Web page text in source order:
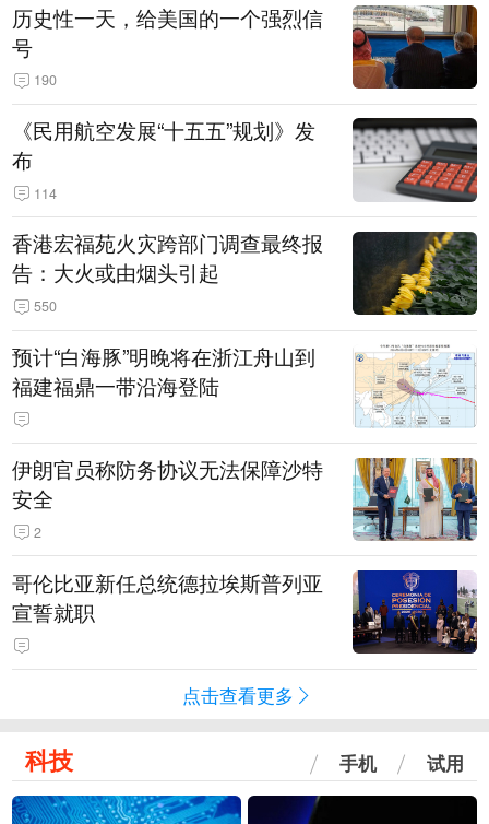
历史性一天，给美国的一个强烈信
号
190
《民用航空发展“十五五”规划》发
布
114
香港宏福苑火灾跨部门调查最终报
告：大火或由烟头引起
550
预计“白海豚”明晚将在浙江舟山到
福建福鼎一带沿海登陆
伊朗官员称防务协议无法保障沙特
安全
2
哥伦比亚新任总统德拉埃斯普列亚
宣誓就职
点击查看更多
科技 手机 试用